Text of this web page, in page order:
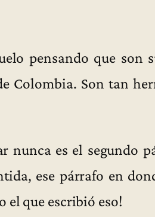
pensando que son
Colombia. Son tan
nunca es el segundo
ese párrafo en
el que escribió eso!